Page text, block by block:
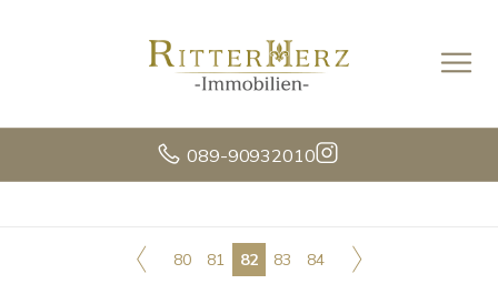
089-90932010
80 81 82 83 84